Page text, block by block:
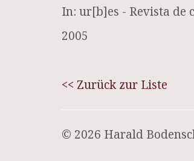
In: ur[b]es - Revista de
2005
<< Zurück zur Liste
© 2026 Harald